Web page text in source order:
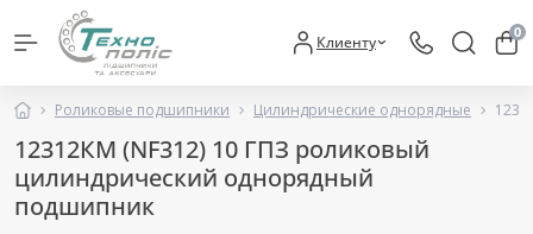
Клиенту 0
Роликовые подшипники Цилиндрические однорядные
12312КМ (NF312) 10 ГПЗ роликовый
цилиндрический однорядный
подшипник